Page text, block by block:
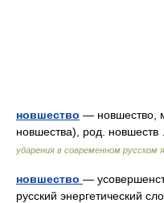
новшество — новшество,
новшества), род.
ударения в современном русском
новшество —
русский энергетический